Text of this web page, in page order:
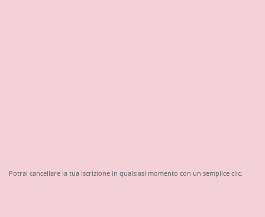
Potrai cancellare la tua iscrizione in qualsiasi momento con un semplice clic.